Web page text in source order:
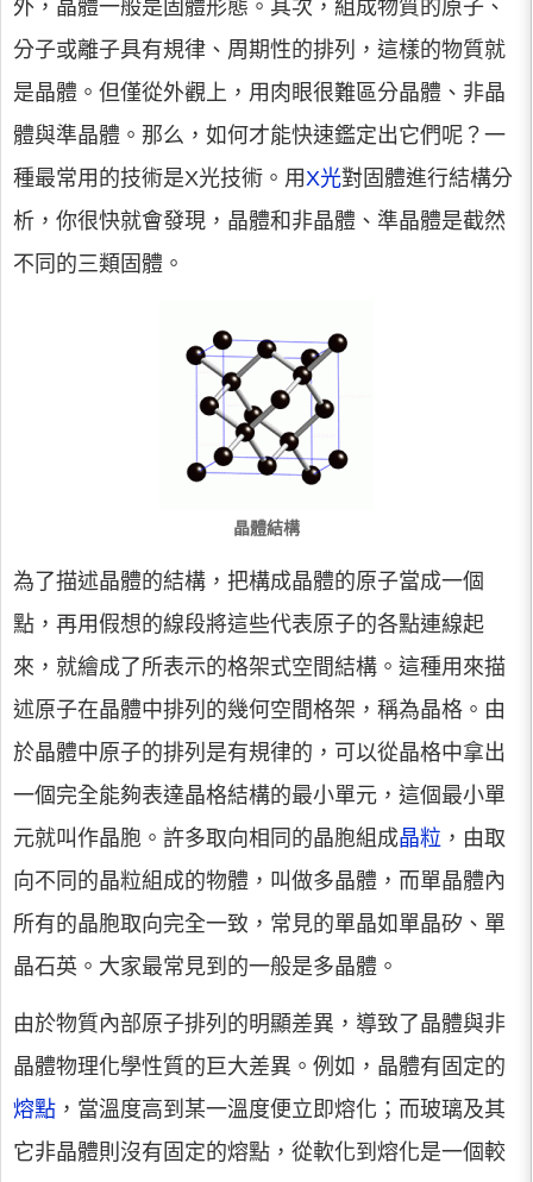
外，晶體一般是固體形態。其次，組成物質的原子、
分子或離子具有規律、周期性的排列，這樣的物質就
是晶體。但僅從外觀上，用肉眼很難區分晶體、非晶
體與準晶體。那么，如何才能快速鑑定出它們呢？一
種最常用的技術是X光技術。用X光對固體進行結構分
析，你很快就會發現，晶體和非晶體、準晶體是截然
不同的三類固體。
晶體結構
為了描述晶體的結構，把構成晶體的原子當成一個
點，再用假想的線段將這些代表原子的各點連線起
來，就繪成了所表示的格架式空間結構。這種用來描
述原子在晶體中排列的幾何空間格架，稱為晶格。由
於晶體中原子的排列是有規律的，可以從晶格中拿出
一個完全能夠表達晶格結構的最小單元，這個最小單
元就叫作晶胞。許多取向相同的晶胞組成晶粒 ，由取
向不同的晶粒組成的物體，叫做多晶體，而單晶體內
所有的晶胞取向完全一致，常見的單晶如單晶矽、單
晶石英。大家最常見到的一般是多晶體。
由於物質內部原子排列的明顯差異，導致了晶體與非
晶體物理化學性質的巨大差異。例如，晶體有固定的
熔點 ，當溫度高到某一溫度便立即熔化；而玻璃及其
它非晶體則沒有固定的熔點，從軟化到熔化是一個較